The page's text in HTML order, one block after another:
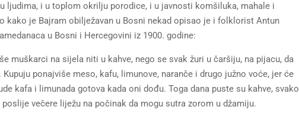
ljudima, i u toplom okrilju porodice, i u javnosti komšiluka, mahale i
je Bajram obilježavan u Bosni nekad opisao je i folklorist Antun
u Bosni i Hercegovini iz 1900. godine:
muškarci na sijela niti u kahve, nego se svak žuri u čaršiju, na pijacu, da
ponajviše meso, kafu, limunove, naranče i drugo južno voće, jer će
kafa i limunada gotova kada oni dođu. Toga dana puste su kahve, svako
večere liježu na počinak da mogu sutra zorom u džamiju.